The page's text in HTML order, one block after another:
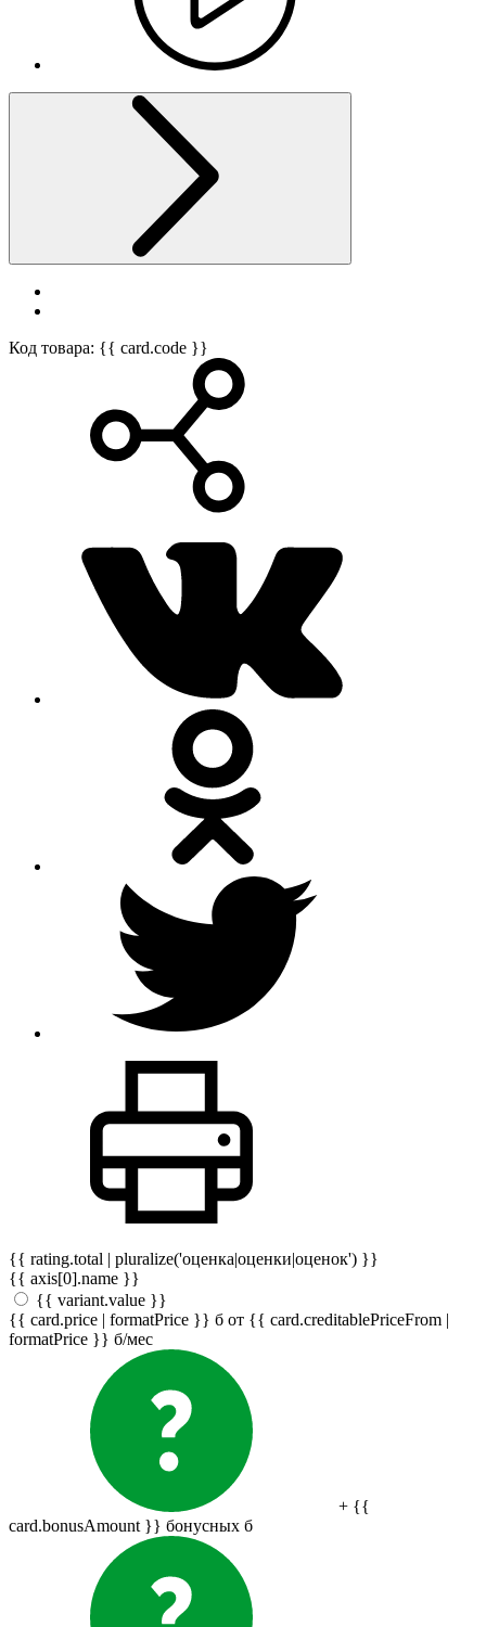
Код товара: {{ card.code }}
{{ rating.total | pluralize('оценка|оценки|оценок') }}
{{ axis[0].name }}
{{ variant.value }}
{{ card.price | formatPrice }} б от {{ card.creditablePriceFrom |
formatPrice }} б/мес
+ {{
card.bonusAmount }} бонусных б